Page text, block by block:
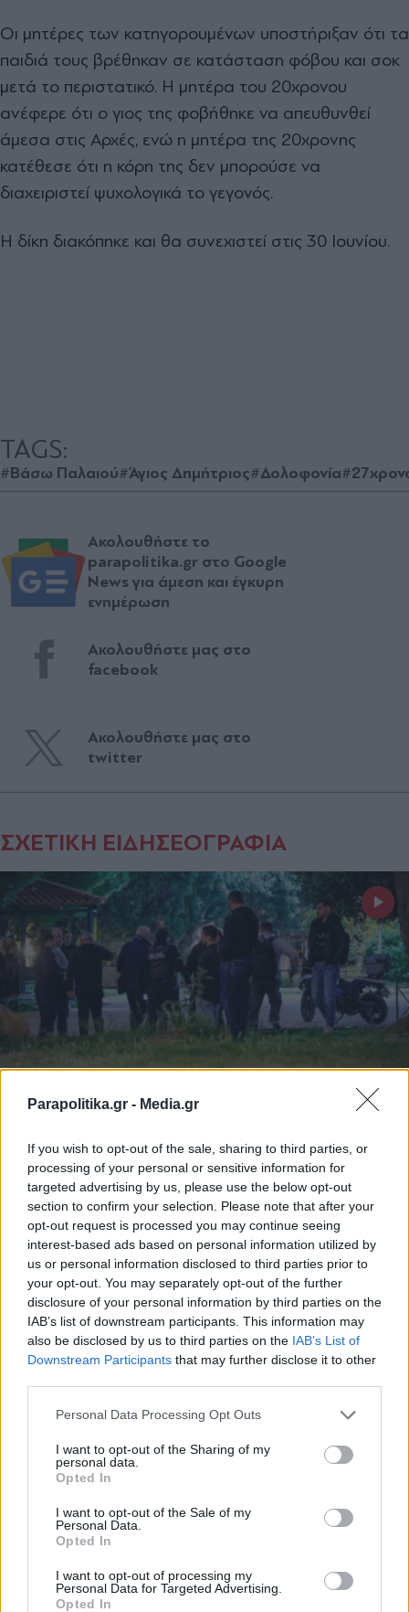
Parapolitika.gr - Media.gr
If you wish to opt-out of the sale, sharing to third parties, or
processing of your personal or sensitive information for
targeted advertising by us, please use the below opt-out
section to confirm your selection. Please note that after your
opt-out request is processed you may continue seeing
interest-based ads based on personal information utilized by
us or personal information disclosed to third parties prior to
your opt-out. You may separately opt-out of the further
disclosure of your personal information by third parties on the
IAB’s list of downstream participants. This information may
also be disclosed by us to third parties on the IAB’s List of
Downstream Participants that may further disclose it to other
Personal Data Processing Opt Outs
I want to opt-out of the Sharing of my
personal data.
Opted In
I want to opt-out of the Sale of my
Personal Data.
Opted In
I want to opt-out of processing my
Personal Data for Targeted Advertising.
Opted In
Οι μητέρες των κατηγορουμένων υποστήριξαν ότι τα
παιδιά τους βρέθηκαν σε κατάσταση φόβου και σοκ
μετά το περιστατικό. Η μητέρα του 20χρονου
ανέφερε ότι ο γιος της φοβήθηκε να απευθυνθεί
άμεσα στις Αρχές, ενώ η μητέρα της 20χρονης
κατέθεσε ότι η κόρη της δεν μπορούσε να
διαχειριστεί ψυχολογικά το γεγονός.
Η δίκη διακόπηκε και θα συνεχιστεί στις 30 Ιουνίου.
TAGS:
#Βάσω Παλαιού#Άγιος Δημήτριος#Δολοφονία
Ακολουθήστε το
parapolitika.gr στο Google
News για άμεση και έγκυρη
ενημέρωση
Ακολουθήστε μας στο
facebook
Ακολουθήστε μας στο
twitter
ΣΧΕΤΙΚΗ ΕΙΔΗΣΕΟΓΡΑΦΙΑ
PARAPOLITIKA NEWSROOM
Δολοφονία στον Άγιο Δημήτριο:
Συγκλόνισε ο πατέρας του 27χρονου
στην κατάθεσή του - "Τον βρήκα νεκρό
εκεί που παίζαμε μπάλα" (Βίντεο)
ΕΛΛΑΔΑ 30.05.2026 12:20
Εγγραφή στο newsletter
Αποδέχομαι τους
και την πολιτική απορρήτου